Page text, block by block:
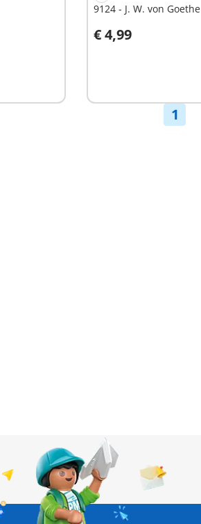
9124 - J. W. von Goethe
€ 4,99
Aggiungi al carrello
1